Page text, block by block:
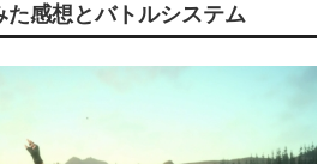
た感想とバトルシステム